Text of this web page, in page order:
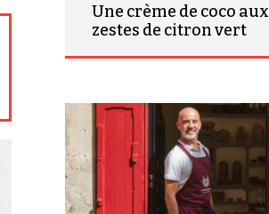
Une crème de coco aux
zestes de citron vert